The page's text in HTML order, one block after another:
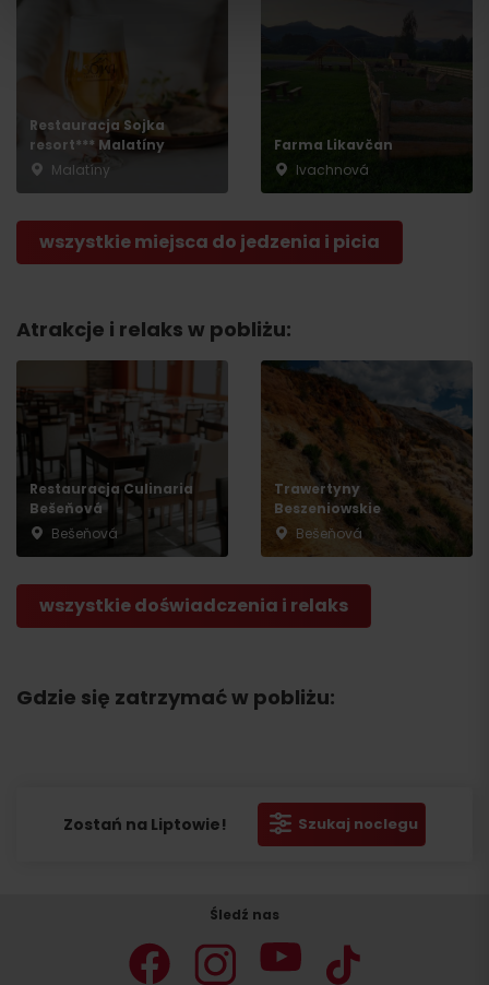
Restauracja Sojka
resort*** Malatíny
Malatíny
Farma Likavčan
Ivachnová
wszystkie miejsca do jedzenia i picia
Atrakcje i relaks w pobliżu:
Restauracja Culinaria
Bešeňová
Bešeňová
Trawertyny
Beszeniowskie
Bešeňová
wszystkie doświadczenia i relaks
Gdzie się zatrzymać w pobliżu:
Zostań na Liptowie! Szukaj noclegu
Wyjazd
Śledź nas